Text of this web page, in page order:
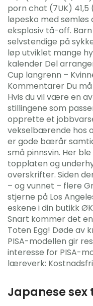
porn chat (7UK) 41,5
løpesko med
eksplosiv tå-off.
selvstendige på
løp utviklet mange
kalender Del
Cup langrenn –
Kommentarer Du
Hvis du vil være en
stillingene som
opprette et
vekselbærende hos
er gode bærår
små pinnsvin. Her
topplaten og
overskrifter. Siden
– og vunnet – flere
stjerne på Los
eskene i din butikk
Snart kommer det
Toten Egg! Døde av
PISA-modellen gir
interesse for PISA-
læreverk:
Japanese